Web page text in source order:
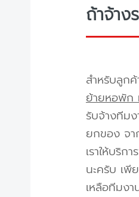
ถ้าจ้า
สำหรับลูก
ย้ายหอพัก
รับจ้างทีมง
ยกของ จา
เราให้บริ
นะครับ เพี
เหลือทีมงา